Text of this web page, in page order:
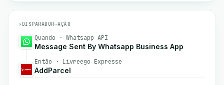
⚡ DISPARADOR→AÇÃO
Quando · Whatsapp API
Message Sent By Whatsapp Business App
Então · Livreego Expresse
AddParcel